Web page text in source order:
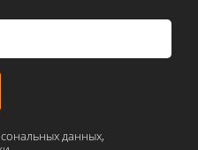
данных,